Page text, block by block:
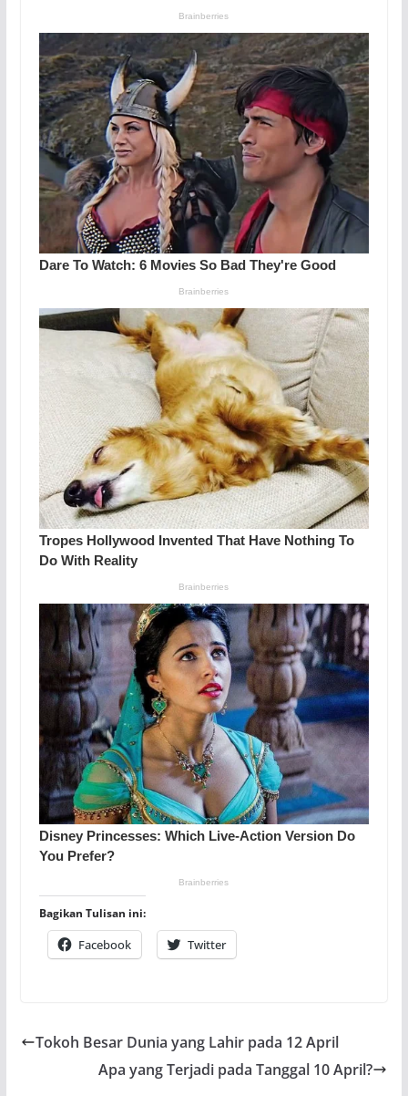
Bagikan Tulisan ini:
Facebook Twitter
Tokoh Besar Dunia yang Lahir pada 12 April
Apa yang Terjadi pada Tanggal 10 April?